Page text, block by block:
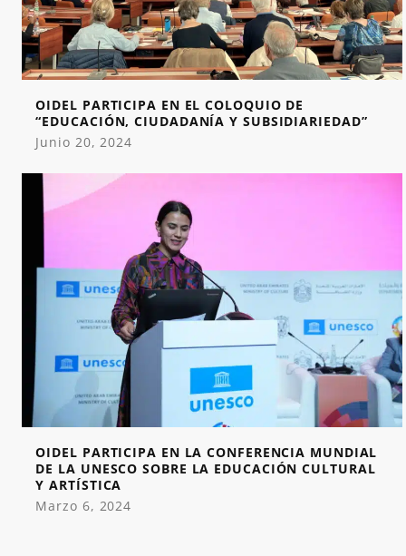
OIDEL PARTICIPA EN EL COLOQUIO DE
“EDUCACIÓN, CIUDADANÍA Y SUBSIDIARIEDAD”
Junio 20, 2024
OIDEL PARTICIPA EN LA CONFERENCIA MUNDIAL
DE LA UNESCO SOBRE LA EDUCACIÓN CULTURAL
Y ARTÍSTICA
Marzo 6, 2024